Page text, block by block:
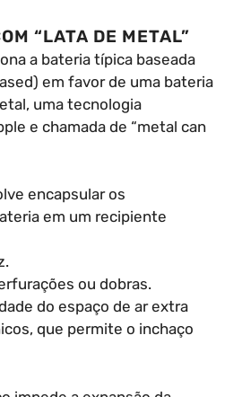
“LATA DE METAL”
a bateria típica baseada
em favor de uma bateria
uma tecnologia
e chamada de “metal can
encapsular os
em um recipiente
ou dobras.
do espaço de ar extra
que permite o inchaço